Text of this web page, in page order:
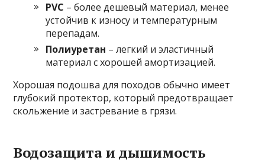
PVC – более дешевый материал, менее
устойчив к износу и температурным
перепадам.
Полиуретан – легкий и эластичный
материал с хорошей амортизацией.
Хорошая подошва для походов обычно имеет
глубокий протектор, который предотвращает
скольжение и застревание в грязи.
Водозащита и дышимость